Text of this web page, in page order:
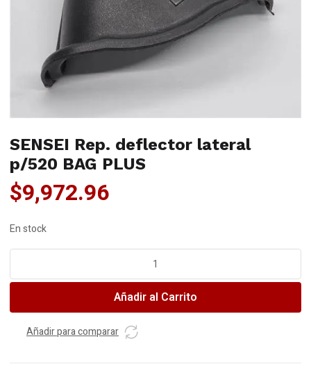
SENSEI Rep. deflector lateral
p/520 BAG PLUS
$9,972.96
En stock
deflector
p/520
BAG
Añadir al Carrito
Añadir para comparar